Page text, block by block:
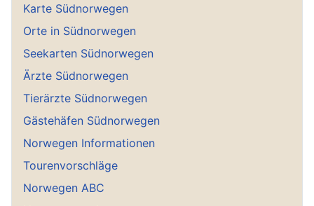
Karte Südnorwegen
Orte in Südnorwegen
Seekarten Südnorwegen
Ärzte Südnorwegen
Tierärzte Südnorwegen
Gästehäfen Südnorwegen
Norwegen Informationen
Tourenvorschläge
Norwegen ABC